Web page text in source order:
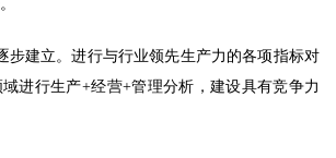
步建立。进行与行业领先生产力的各项指标对
进行生产+经营+管理分析，建设具有竞争力